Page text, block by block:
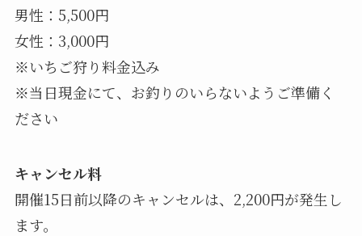
男性：5,500円
女性：3,000円
※いちご狩り料金込み
※当日現金にて、お釣りのいらないようご準備く
ださい
キャンセル料
開催15日前以降のキャンセルは、2,200円が発生し
ます。